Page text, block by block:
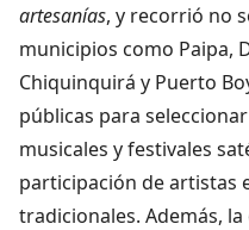
artesanías, y recorrió no
municipios como Paipa,
Chiquinquirá y Puerto
públicas para
musicales y festivales
participación de artistas
tradicionales. Además,